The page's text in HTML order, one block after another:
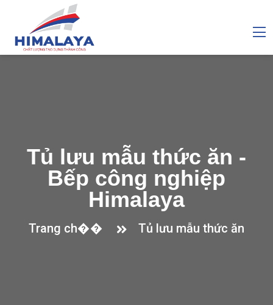
Tủ lưu mẫu thức ăn -
Bếp công nghiệp
Himalaya
Trang ch�� Tủ lưu mẫu thức ăn